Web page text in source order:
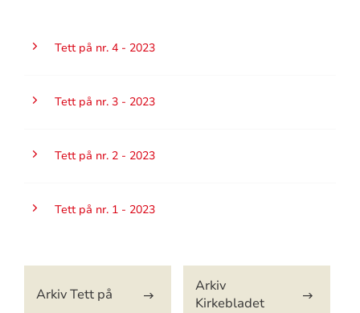
Tett på nr. 4 - 2023
Tett på nr. 3 - 2023
Tett på nr. 2 - 2023
Tett på nr. 1 - 2023
Arkiv Tett på
Arkiv
Kirkebladet